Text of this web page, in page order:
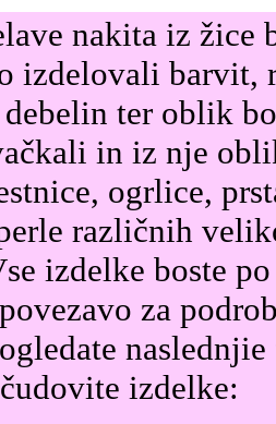
nakita iz žice
izdelovali barvit,
debelin ter oblik
in iz nje
ogrlice,
različnih
izdelke boste
za
izdelke: